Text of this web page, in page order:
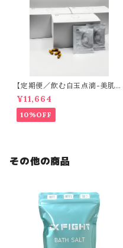
【定期便／飲む白玉点滴-美肌
目的の方-】CLEAR（60日分）
¥11,664
10%OFF
その他の商品